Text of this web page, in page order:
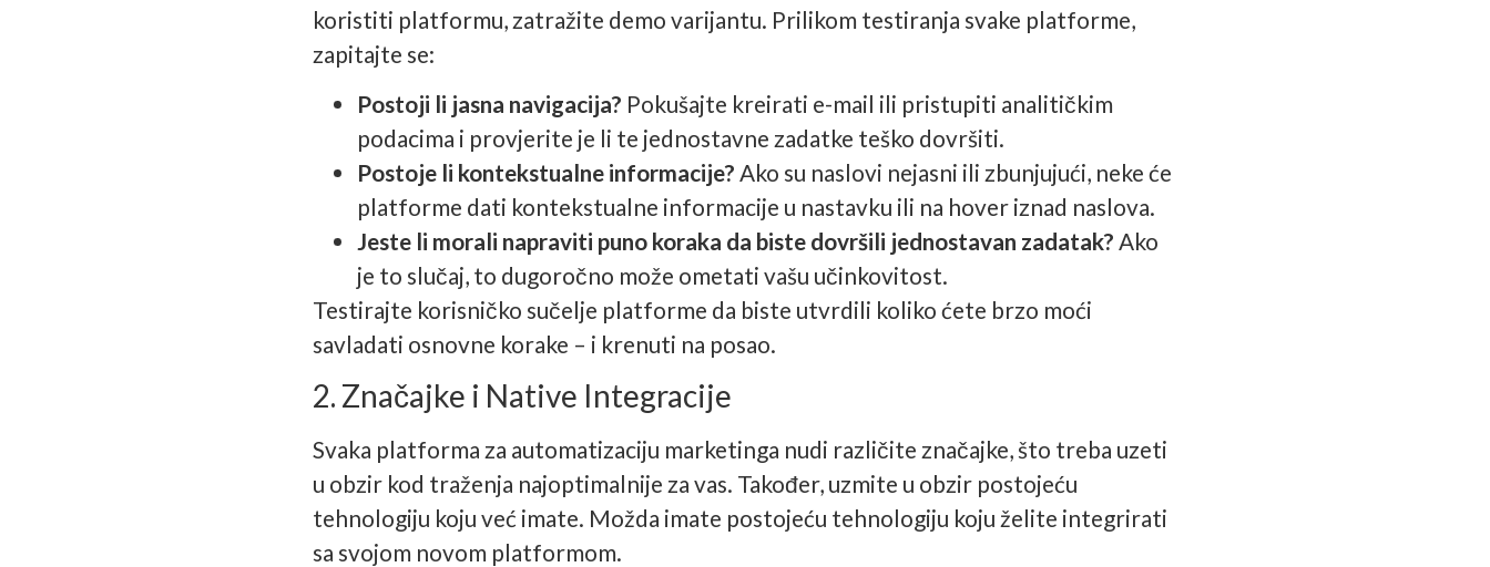
koristiti platformu, zatražite demo varijantu. Prilikom testiranja svake platforme,
zapitajte se:
Postoji li jasna navigacija? Pokušajte kreirati e-mail ili pristupiti analitičkim
podacima i provjerite je li te jednostavne zadatke teško dovršiti.
Postoje li kontekstualne informacije? Ako su naslovi nejasni ili zbunjujući, neke će
platforme dati kontekstualne informacije u nastavku ili na hover iznad naslova.
Jeste li morali napraviti puno koraka da biste dovršili jednostavan zadatak? Ako
je to slučaj, to dugoročno može ometati vašu učinkovitost.
Testirajte korisničko sučelje platforme da biste utvrdili koliko ćete brzo moći
savladati osnovne korake – i krenuti na posao.
2. Značajke i Native Integracije
Svaka platforma za automatizaciju marketinga nudi različite značajke, što treba uzeti
u obzir kod traženja najoptimalnije za vas. Također, uzmite u obzir postojeću
tehnologiju koju već imate. Možda imate postojeću tehnologiju koju želite integrirati
sa svojom novom platformom.